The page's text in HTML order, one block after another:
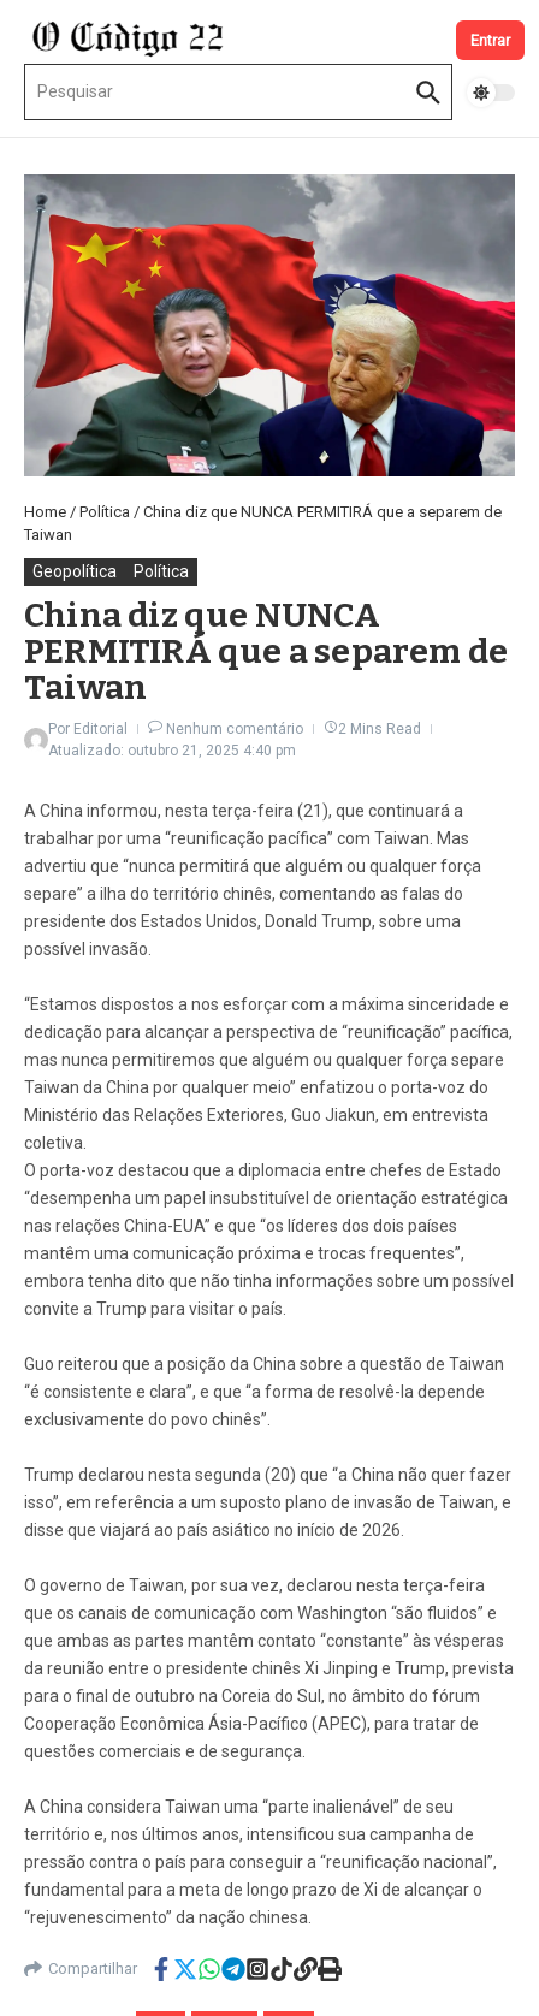
Entrar
Home / Política / China diz que NUNCA PERMITIRÁ que a separem de
Taiwan
Geopolítica Política
China diz que NUNCA
PERMITIRÁ que a separem de
Taiwan
Por Editorial Nenhum comentário
2 Mins Read
Atualizado: outubro 21, 2025 4:40 pm
A China informou, nesta terça-feira (21), que continuará a
trabalhar por uma “reunificação pacífica” com Taiwan. Mas
advertiu que “nunca permitirá que alguém ou qualquer força
separe” a ilha do território chinês, comentando as falas do
presidente dos Estados Unidos, Donald Trump, sobre uma
possível invasão.
“Estamos dispostos a nos esforçar com a máxima sinceridade e
dedicação para alcançar a perspectiva de “reunificação” pacífica,
mas nunca permitiremos que alguém ou qualquer força separe
Taiwan da China por qualquer meio” enfatizou o porta-voz do
Ministério das Relações Exteriores, Guo Jiakun, em entrevista
coletiva.
O porta-voz destacou que a diplomacia entre chefes de Estado
“desempenha um papel insubstituível de orientação estratégica
nas relações China-EUA” e que “os líderes dos dois países
mantêm uma comunicação próxima e trocas frequentes”,
embora tenha dito que não tinha informações sobre um possível
convite a Trump para visitar o país.
Guo reiterou que a posição da China sobre a questão de Taiwan
“é consistente e clara”, e que “a forma de resolvê-la depende
exclusivamente do povo chinês”.
Trump declarou nesta segunda (20) que “a China não quer fazer
isso”, em referência a um suposto plano de invasão de Taiwan, e
disse que viajará ao país asiático no início de 2026.
O governo de Taiwan, por sua vez, declarou nesta terça-feira
que os canais de comunicação com Washington “são fluidos” e
que ambas as partes mantêm contato “constante” às vésperas
da reunião entre o presidente chinês Xi Jinping e Trump, prevista
para o final de outubro na Coreia do Sul, no âmbito do fórum
Cooperação Econômica Ásia-Pacífico (APEC), para tratar de
questões comerciais e de segurança.
A China considera Taiwan uma “parte inalienável” de seu
território e, nos últimos anos, intensificou sua campanha de
pressão contra o país para conseguir a “reunificação nacional”,
fundamental para a meta de longo prazo de Xi de alcançar o
“rejuvenescimento” da nação chinesa.
Compartilhar